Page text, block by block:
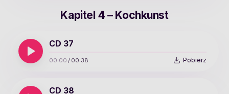
Kapitel 4 – Kochkunst
CD 37
00:00 / 00:38 Pobierz
CD 38